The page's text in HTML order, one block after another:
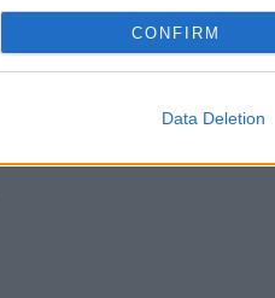
CONFIRM
Data Deletion